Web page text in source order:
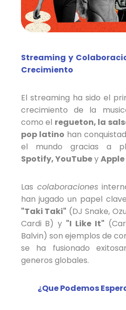
Streaming y
Crecimiento
El streaming ha sido el
crecimiento de la
como el regueton, la
pop latino han
el mundo gracias a
Spotify, YouTubey
Las colaboraciones
han jugado un papel
"Taki Taki" (DJ Snake,
Cardi B) y "I Like It"
Balvin) son ejemplos de
se ha fusionado
generos globales.
¿Que Podemos